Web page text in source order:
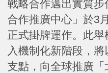
戰略合作邁出實質
合作推廣中心」於3
正式掛牌運作。此
入機制化新階段，
支點，向全球推廣